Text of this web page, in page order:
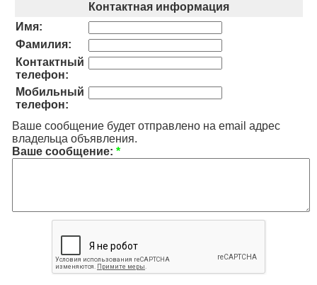
Контактная информация
Имя:
Фамилия:
Контактный
телефон:
Мобильный
телефон:
Ваше сообщение будет отправлено на email адрес
владельца объявления.
Ваше сообщение: *